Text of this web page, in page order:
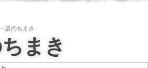
楽のちまき
まき